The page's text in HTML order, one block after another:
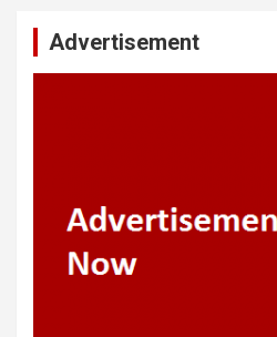
Advertisement